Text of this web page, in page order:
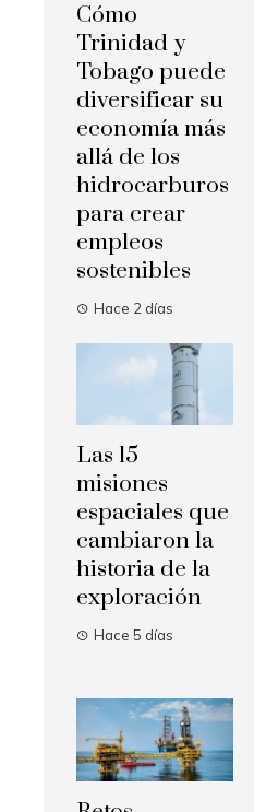
Cómo
Trinidad y
Tobago puede
diversificar su
economía más
allá de los
hidrocarburos
para crear
empleos
sostenibles
Hace 2 días
Las 15
misiones
espaciales que
cambiaron la
historia de la
exploración
Hace 5 días